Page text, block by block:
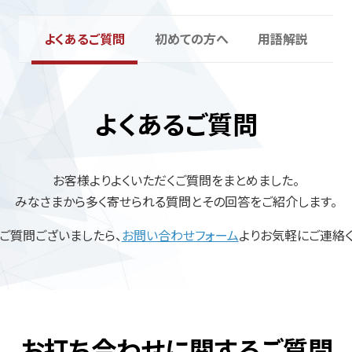
よくあるご質問 初めての方へ 用語解説
よくあるご質問
お客様よりよくいただくご質問をまとめました。
みなさまから多く寄せられる質問とその回答をご紹介します。
質問ございましたら、お問い合わせフォームよりお気軽にご連絡